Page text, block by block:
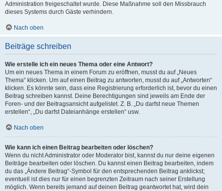
Administration freigeschaltet wurde. Diese Maßnahme soll den Missbrauch
dieses Systems durch Gäste verhindern.
Nach oben
Beiträge schreiben
Wie erstelle ich ein neues Thema oder eine Antwort?
Um ein neues Thema in einem Forum zu eröffnen, musst du auf „Neues
Thema“ klicken. Um auf einen Beitrag zu antworten, musst du auf „Antworten“
klicken. Es könnte sein, dass eine Registrierung erforderlich ist, bevor du einen
Beitrag schreiben kannst. Deine Berechtigungen sind jeweils am Ende der
Foren- und der Beitragsansicht aufgelistet. Z. B. „Du darfst neue Themen
erstellen“, „Du darfst Dateianhänge erstellen“ usw.
Nach oben
Wie kann ich einen Beitrag bearbeiten oder löschen?
Wenn du nicht Administrator oder Moderator bist, kannst du nur deine eigenen
Beiträge bearbeiten oder löschen. Du kannst einen Beitrag bearbeiten, indem
du das „Ändere Beitrag“-Symbol für den entsprechenden Beitrag anklickst;
eventuell ist dies nur für einen begrenzten Zeitraum nach seiner Erstellung
möglich. Wenn bereits jemand auf deinen Beitrag geantwortet hat, wird dein